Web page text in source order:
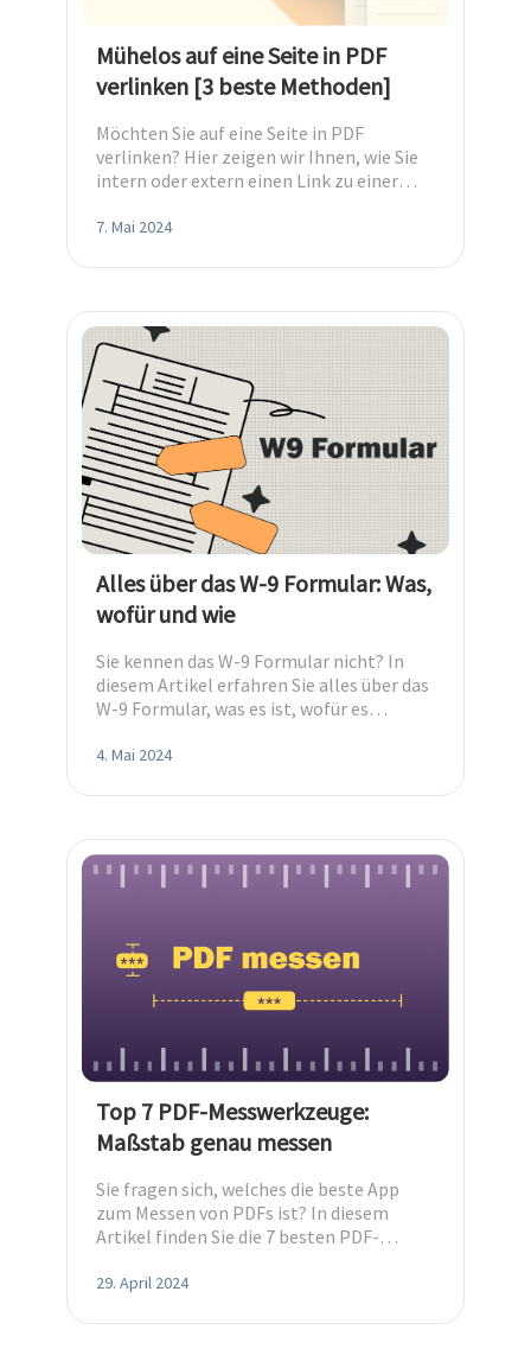
Mühelos auf eine Seite in PDF
verlinken [3 beste Methoden]
Möchten Sie auf eine Seite in PDF
verlinken? Hier zeigen wir Ihnen, wie Sie
intern oder extern einen Link zu einer
können.
7. Mai 2024
Alles über das W-9 Formular: Was,
wofür und wie
Sie kennen das W-9 Formular nicht? In
diesem Artikel erfahren Sie alles über das
W-9 Formular, was es ist, wofür es
4. Mai 2024
Top 7 PDF-Messwerkzeuge:
Maßstab genau messen
Sie fragen sich, welches die beste App
zum Messen von PDFs ist? In diesem
Artikel finden Sie die 7 besten PDF-
zu können.
29. April 2024